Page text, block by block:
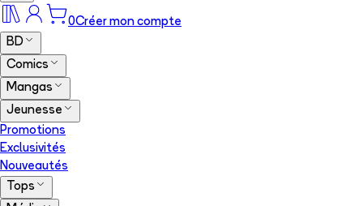
0Créer mon compte
BD
Comics
Mangas
Jeunesse
Promotions
Exclusivités
Nouveautés
Tops